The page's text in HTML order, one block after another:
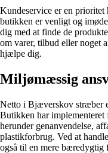
Kundeservice er en
butikken er venligt og
dig med at finde de
om varer, tilbud eller noget
hjælpe dig.
Miljømæssig
Netto i Bjæverskov stræber
Butikken har
herunder genanvendelse,
plastikforbrug. Ved at
også til en mere bæredygtig